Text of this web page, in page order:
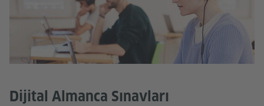
Dijital Almanca Sınavları